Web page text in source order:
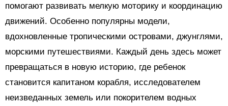
помогают развивать мелкую моторику и координацию
движений. Особенно популярны модели,
вдохновленные тропическими островами, джунглями,
морскими путешествиями. Каждый день здесь может
превращаться в новую историю, где ребенок
становится капитаном корабля, исследователем
неизведанных земель или покорителем водных